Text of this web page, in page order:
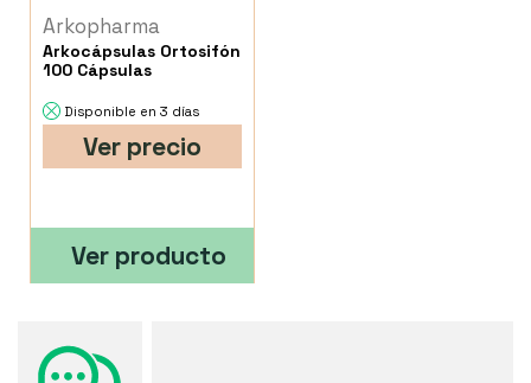
Arkopharma
Arkocápsulas Ortosifón
100 Cápsulas
Disponible en 3 días
Ver precio
Ver producto